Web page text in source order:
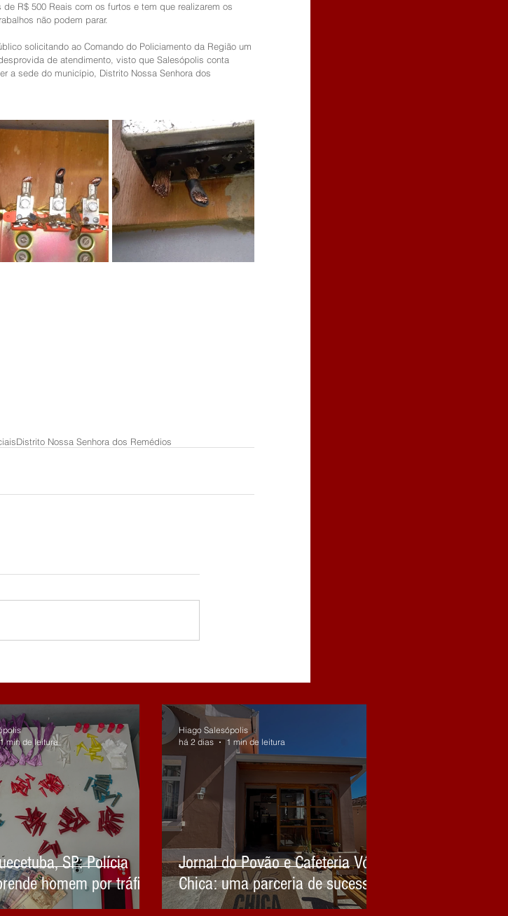
R$ 500 Reais com os furtos e tem que realizarem os
não podem parar.
solicitando ao Comando do Policiamento da Região um
de atendimento, visto que Salesópolis conta
a sede do município, Distrito Nossa Senhora dos
Distrito Nossa Senhora dos Remédios
SP: Polícia
homem por tráfico
1 min de leitura
Jornal do Povão e Cafeteria Vó
Chica: uma parceria de sucesso
Hiago Salesópolis
há 2 dias
1 min de leitura